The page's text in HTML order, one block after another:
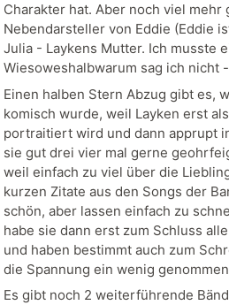
Charakter hat. Aber noch viel
Nebendarsteller von Eddie (Eddie
Julia - Laykens Mutter. Ich musste
Wiesoweshalbwarum sag ich nicht
Einen halben Stern Abzug gibt es,
komisch wurde, weil Layken erst
portraitiert wird und dann apprupt
sie gut drei vier mal gerne
weil einfach zu viel über die
kurzen Zitate aus den Songs der
schön, aber lassen einfach zu
habe sie dann erst zum Schluss
und haben bestimmt auch zum
die Spannung ein wenig
Es gibt noch 2 weiterführende